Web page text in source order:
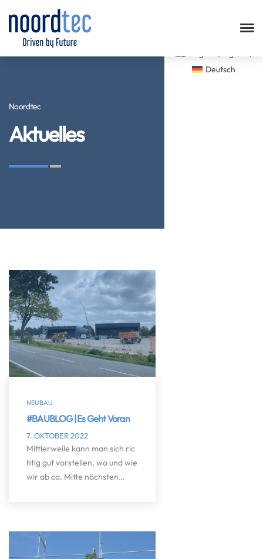
Noordtec
Aktuelles
NEUBAU
#BAUBLOG | Es Geht Voran
7. OKTOBER 2022
Mittlerweile kann man sich ric
htig gut vorstellen, wo und wie
wir ab ca. Mitte nächsten…
Deutsch